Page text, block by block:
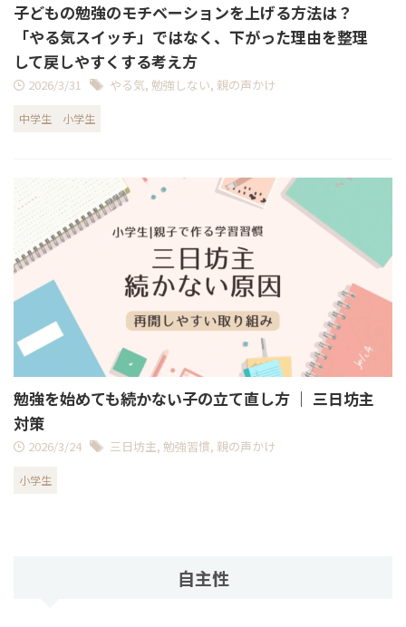
子どもの勉強のモチベーションを上げる方法は？
「やる気スイッチ」ではなく、下がった理由を整理
して戻しやすくする考え方
2026/3/31 やる気, 勉強しない, 親の声かけ
中学生 小学生
勉強を始めても続かない子の立て直し方 ｜ 三日坊主
対策
2026/3/24 三日坊主, 勉強習慣, 親の声かけ
小学生
自主性